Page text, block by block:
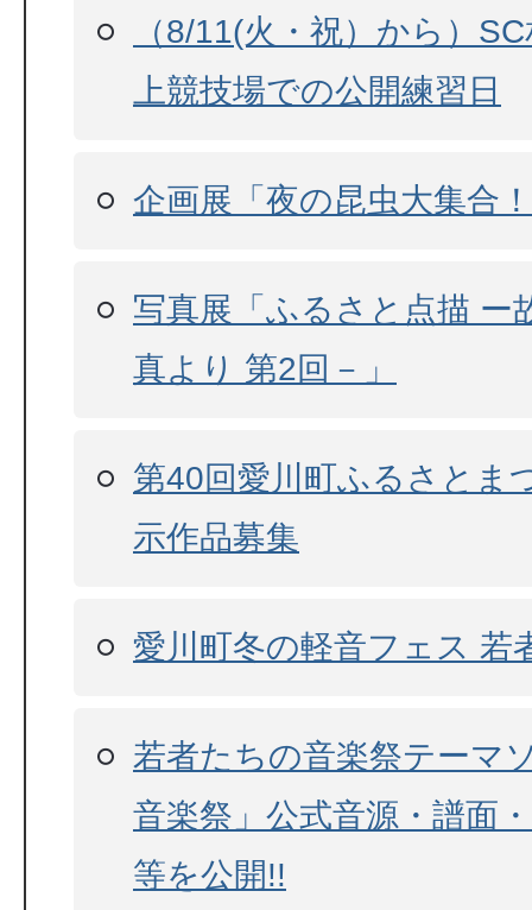
（8/11(火・祝）から）
上競技場での公開練習日
企画展「夜の昆虫大集合
写真展「ふるさと点描 ー
真より 第2回－」
第40回愛川町ふるさとま
示作品募集
愛川町冬の軽音フェス 若
若者たちの音楽祭テーマ
音楽祭」公式音源・譜面
等を公開!!